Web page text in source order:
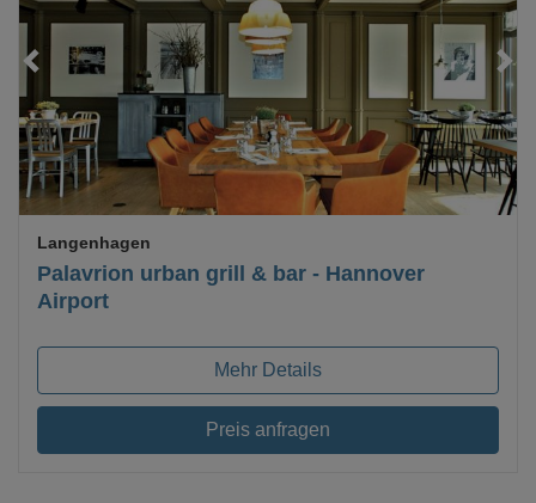
Loading...
Palavrion urban grill & bar - Hannover
Airport
Langenhagen
Mehr Details
Preis anfragen